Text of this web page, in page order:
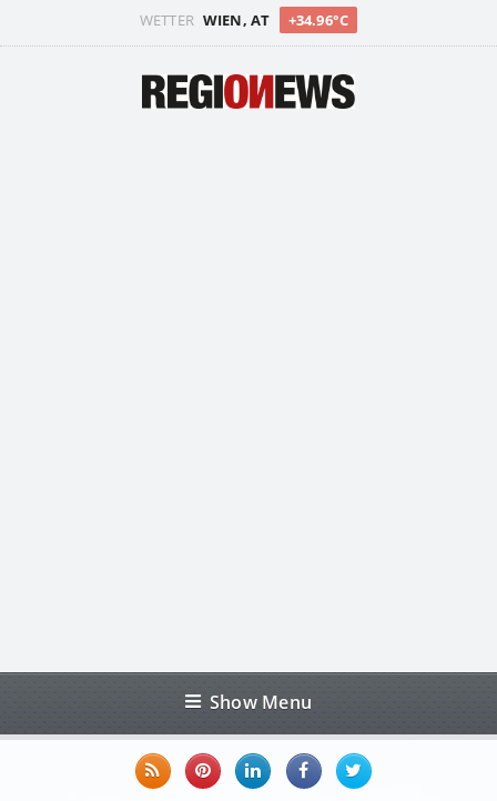
WETTER WIEN, AT +34.96°C
Show Menu